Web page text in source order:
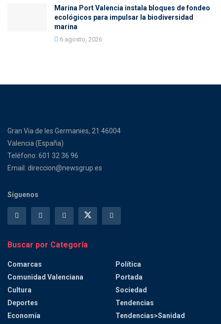
Marina Port Valencia instala bloques de fondeo
ecológicos para impulsar la biodiversidad
marina
6 agosto, 2026
Gran Via de les Germanies, 21 46004
Valencia (España)
Teléfono: 601 32 36 96
Email: direccion@newsgrup.es
Síguenos
Buscar por Categoría
Comarcas
Comunidad Valenciana
Cultura
Deportes
Economía
Política
Portada
Sociedad
Tendencias
Tendencias>Sanidad